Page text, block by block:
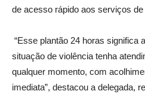
de acesso rápido aos serviços de
“Esse plantão 24 horas significa
situação de violência tenha
qualquer momento, com
imediata”, destacou a delegada,